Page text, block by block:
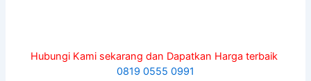
Hubungi Kami sekarang dan Dapatkan Harga terbaik
0819 0555 0991